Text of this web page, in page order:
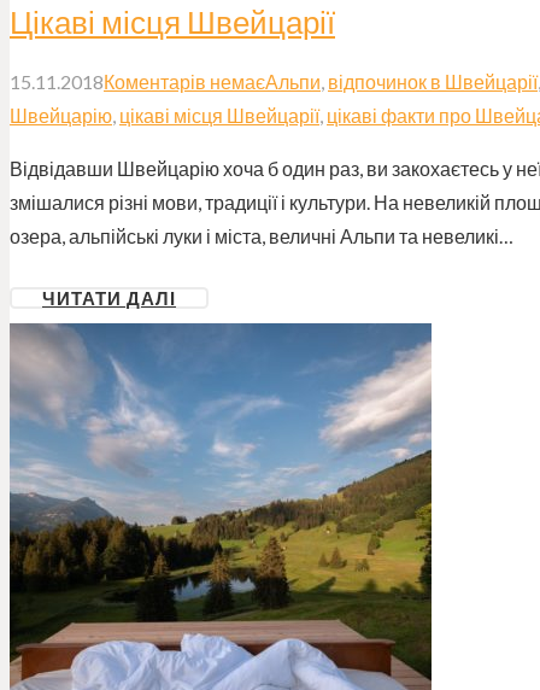
Цікаві місця Швейцарії
15.11.2018Коментарів немаєАльпи відпочинок в Швейцарії
Швейцарію цікаві місця Швейцарії, цікаві факти про
Відвідавши Швейцарію хоча б один раз, ви закохаєтесь у
змішалися різні мови, традиції і культури. На невеликій
озера, альпійські луки і міста, величні Альпи та невеликі…
ЧИТАТИ ДАЛІ